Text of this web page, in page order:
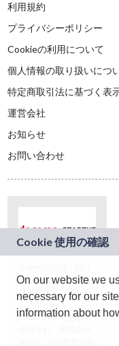
利用規約
プライバシーポリシー
Cookieの利用について
個人情報の取り扱いにつ
特定商取引法に基づく表
運営会社
お知らせ
お問い合わせ
ドコモグループの新
規事業創出プログラ
ム「docomo
STARTUP」を通じて
On our website we
necessary for our
information about